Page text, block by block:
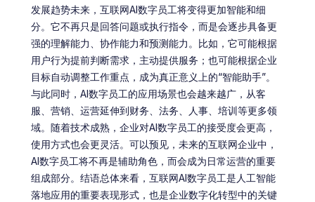
发展趋势未来，互联网AI数字员工将变得更加智能和细
分。它不再只是回答问题或执行指令，而是会逐步具备更
强的理解能力、协作能力和预测能力。比如，它可能根据
用户行为提前判断需求，主动提供服务；也可能根据企业
目标自动调整工作重点，成为真正意义上的“智能助手”。
与此同时，AI数字员工的应用场景也会越来越广，从客
服、营销、运营延伸到财务、法务、人事、培训等更多领
域。随着技术成熟，企业对AI数字员工的接受度会更高，
使用方式也会更灵活。可以预见，未来的互联网企业中，
AI数字员工将不再是辅助角色，而会成为日常运营的重要
组成部分。结语总体来看，互联网AI数字员工是人工智能
落地应用的重要表现形式，也是企业数字化转型中的关键